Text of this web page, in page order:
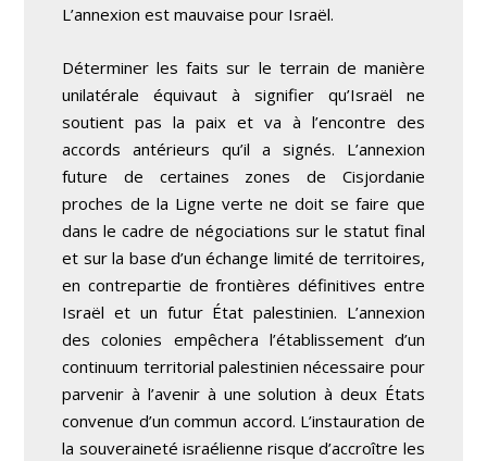
L’annexion est mauvaise pour Israël.
Déterminer les faits sur le terrain de manière
unilatérale équivaut à signifier qu’Israël ne
soutient pas la paix et va à l’encontre des
accords antérieurs qu’il a signés. L’annexion
future de certaines zones de Cisjordanie
proches de la Ligne verte ne doit se faire que
dans le cadre de négociations sur le statut final
et sur la base d’un échange limité de territoires,
en contrepartie de frontières définitives entre
Israël et un futur État palestinien. L’annexion
des colonies empêchera l’établissement d’un
continuum territorial palestinien nécessaire pour
parvenir à l’avenir à une solution à deux États
convenue d’un commun accord. L’instauration de
la souveraineté israélienne risque d’accroître les